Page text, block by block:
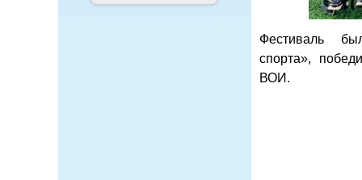
Фестиваль
спорта»,
ВОИ.